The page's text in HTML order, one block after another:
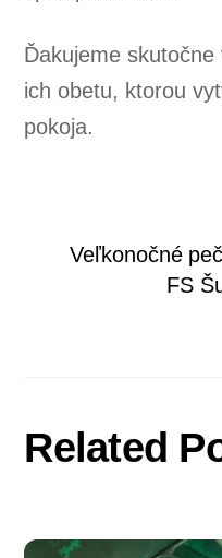
Ďakujeme
ich obetu, ktorou
pokoja.
Veľkonočné
FS
Related